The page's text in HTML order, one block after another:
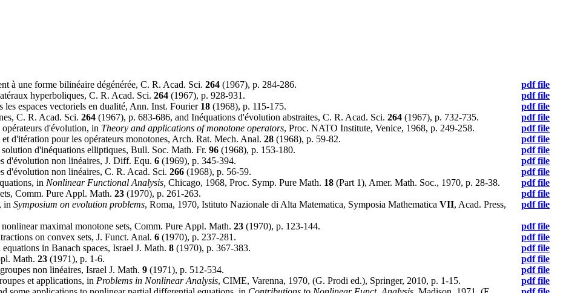
à une forme bilinéaire dégénérée, C. R. Acad. Sci. 264 (1967), p. 284-286.
pdf file
hyperboliques, C. R. Acad. Sci. 264 (1967), p. 928-931.
pdf file
espaces vectoriels en dualité, Ann. Inst. Fourier 18 (1968), p. 115-175.
pdf file
C. R. Acad. Sci. 264 (1967), p. 683-686, and Inéquations d'évolution abstraites, C. R. Acad. Sci. 264 (1967), p. 732-735.
pdf file
d'évolution, in Theory and applications of monotone operators, Proc. NATO Institute, Venice, 1968, p. 249-258.
pdf file
d'itération pour les opérateurs monotones, Arch. Rat. Mech. Anal. 28 (1968), p. 59-82.
pdf file
d'inéquations elliptiques, Bull. Soc. Math. Fr. 96 (1968), p. 153-180.
pdf file
d'évolution non linéaires, J. Diff. Equ. 6 (1969), p. 345-394.
pdf file
d'évolution non linéaires, C. R. Acad. Sci. 266 (1968), p. 56-59.
pdf file
in Nonlinear Functional Analysis, Chicago, 1968, Proc. Symp. Pure Math. 18 (Part 1), Amer. Math. Soc., 1970, p. 28-38.
pdf file
Comm. Pure Appl. Math. 23 (1970), p. 261-263.
pdf file
in Symposium on evolution problems, Roma, 1970, Istituto Nazionale di Alta Matematica, Symposia Mathematica VII, Acad. Press,
pdf file
maximal monotone sets, Comm. Pure Appl. Math. 23 (1970), p. 123-144.
pdf file
on convex sets, J. Funct. Anal. 6 (1970), p. 237-281.
pdf file
in Banach spaces, Israel J. Math. 8 (1970), p. 367-383.
pdf file
Math. 23 (1971), p. 1-6.
pdf file
non linéaires, Israel J. Math. 9 (1971), p. 512-534.
pdf file
et applications, in Problems in Nonlinear Analysis, CIME, Varenna, 1970, (G. Prodi ed.), Springer, 2010, p. 1-15.
pdf file